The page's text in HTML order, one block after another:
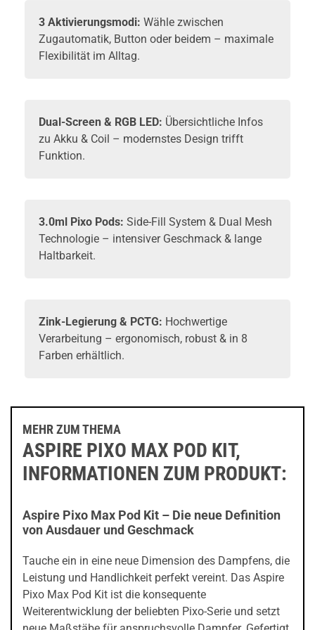
3 Aktivierungsmodi: Wähle zwischen
Zugautomatik, Button oder beidem – maximale
Flexibilität im Alltag.
Dual-Screen & RGB LED: Übersichtliche Infos
zu Akku & Coil – modernstes Design trifft
Funktion.
3.0ml Pixo Pods: Side-Fill System & Dual Mesh
Technologie – intensiver Geschmack & lange
Haltbarkeit.
Zink-Legierung & PCTG: Hochwertige
Verarbeitung – ergonomisch, robust & in 8
Farben erhältlich.
MEHR ZUM THEMA
ASPIRE PIXO MAX POD KIT,
INFORMATIONEN ZUM PRODUKT:
Aspire Pixo Max Pod Kit – Die neue Definition
von Ausdauer und Geschmack
Tauche ein in eine neue Dimension des Dampfens, die
Leistung und Handlichkeit perfekt vereint. Das Aspire
Pixo Max Pod Kit ist die konsequente
Weiterentwicklung der beliebten Pixo-Serie und setzt